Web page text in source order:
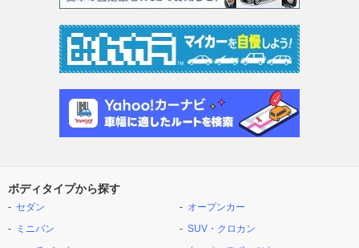
ボディタイプから探す
セダン
ミニバン
オープンカー
SUV・クロカン